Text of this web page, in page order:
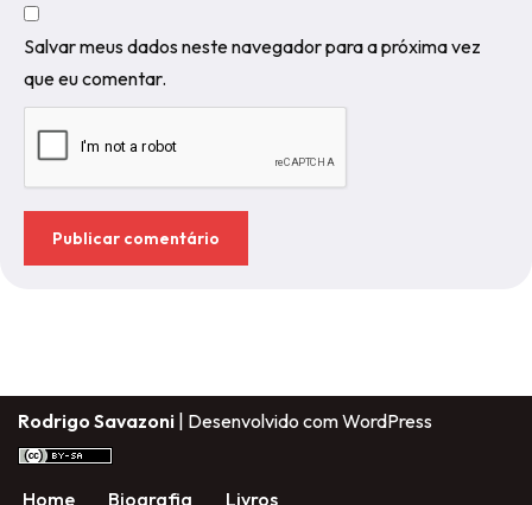
Salvar meus dados neste navegador para a próxima vez
que eu comentar.
Rodrigo Savazoni | Desenvolvido comWordPress
Home Biografia Livros